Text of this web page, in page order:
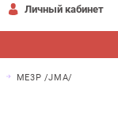
Личный кабинет
ME3P /JMA/